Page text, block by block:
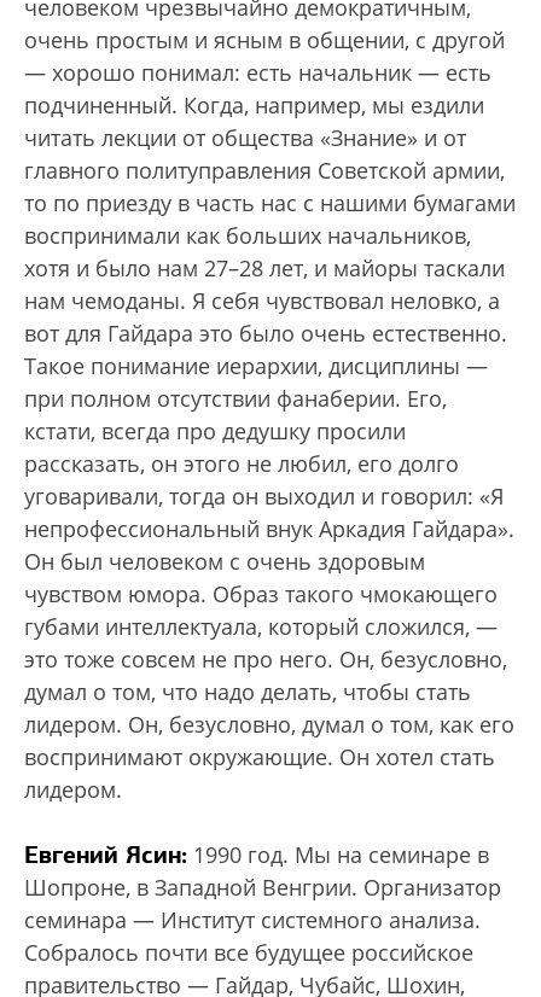
человеком чрезвычайно демократичным,
очень простым и ясным в общении, с другой
— хорошо понимал: есть начальник — есть
подчиненный. Когда, например, мы ездили
читать лекции от общества «Знание» и от
главного политуправления Советской армии,
то по приезду в часть нас с нашими бумагами
воспринимали как больших начальников,
хотя и было нам 27–28 лет, и майоры таскали
нам чемоданы. Я себя чувствовал неловко, а
вот для Гайдара это было очень естественно.
Такое понимание иерархии, дисциплины —
при полном отсутствии фанаберии. Его,
кстати, всегда про дедушку просили
рассказать, он этого не любил, его долго
уговаривали, тогда он выходил и говорил: «Я
непрофессиональный внук Аркадия Гайдара».
Он был человеком с очень здоровым
чувством юмора. Образ такого чмокающего
губами интеллектуала, который сложился, —
это тоже совсем не про него. Он, безусловно,
думал о том, что надо делать, чтобы стать
лидером. Он, безусловно, думал о том, как его
воспринимают окружающие. Он хотел стать
лидером.
Евгений Ясин: 1990 год. Мы на семинаре в
Шопроне, в Западной Венгрии. Организатор
семинара — Институт системного анализа.
Собралось почти все будущее российское
правительство — Гайдар, Чубайс, Шохин,